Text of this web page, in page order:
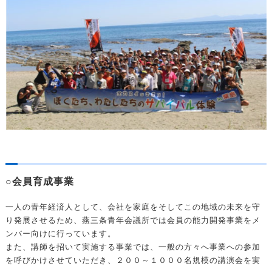
○会員育成事業
一人の青年経済人として、会社を家庭をそしてこの地域の未来を守
り発展させるため、燕三条青年会議所では会員の能力開発事業をメ
ンバー向けに行っています。
また、講師を招いて実施する事業では、一般の方々へ事業への参加
を呼びかけさせていただき、２００～１０００名規模の講演会を実